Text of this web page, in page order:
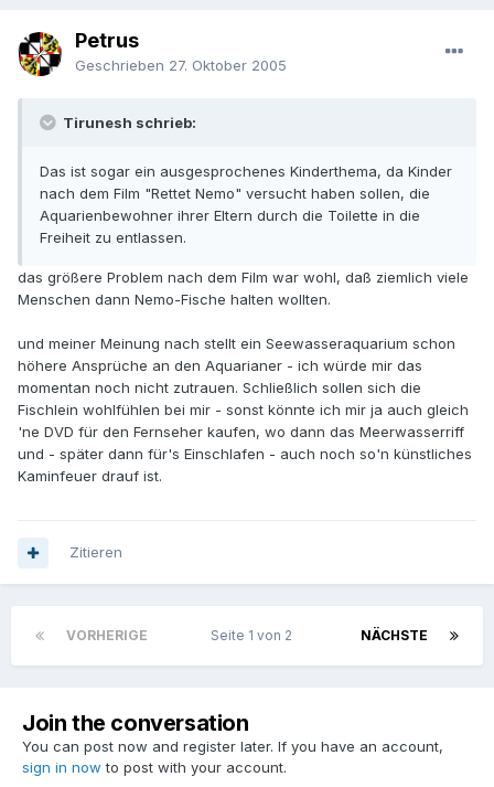
Petrus
Geschrieben 27. Oktober 2005
Tirunesh schrieb:
Das ist sogar ein ausgesprochenes Kinderthema, da Kinder
nach dem Film "Rettet Nemo" versucht haben sollen, die
Aquarienbewohner ihrer Eltern durch die Toilette in die
Freiheit zu entlassen.
das größere Problem nach dem Film war wohl, daß ziemlich viele
Menschen dann Nemo-Fische halten wollten.
und meiner Meinung nach stellt ein Seewasseraquarium schon
höhere Ansprüche an den Aquarianer - ich würde mir das
momentan noch nicht zutrauen. Schließlich sollen sich die
Fischlein wohlfühlen bei mir - sonst könnte ich mir ja auch gleich
'ne DVD für den Fernseher kaufen, wo dann das Meerwasserriff
und - später dann für's Einschlafen - auch noch so'n künstliches
Kaminfeuer drauf ist.
Zitieren
VORHERIGE NÄCHSTE
Seite 1 von 2
Join the conversation
You can post now and register later. If you have an account,
sign in now to post with your account.